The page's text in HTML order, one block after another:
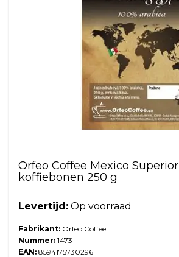
Orfeo Coffee Mexico
koffiebonen 250 g
Levertijd: Op voorraad
Fabrikant: Orfeo Coffee
Nummer: 1473
EAN: 8594175730296